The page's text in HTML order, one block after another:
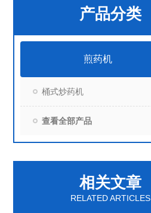
产品分类
煎药机
桶式炒药机
查看全部产品
相关文章
RELATED ARTICLES